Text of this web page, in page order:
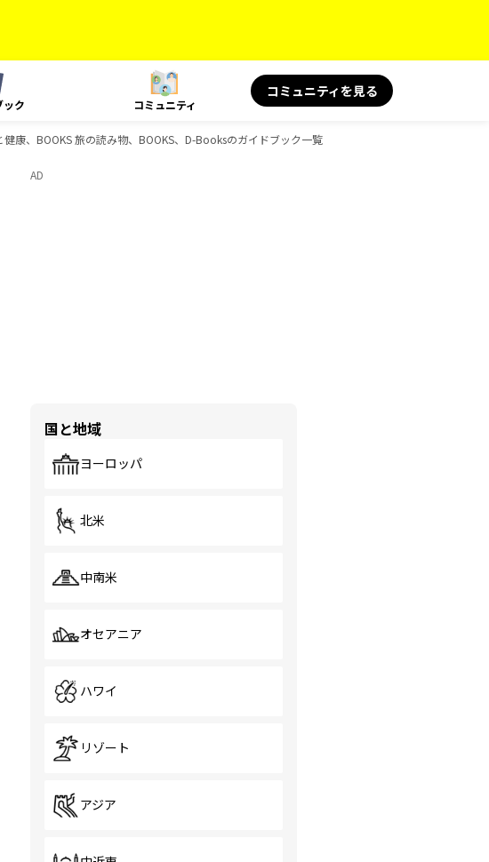
ック コミュニティ
コミュニティを見る
康、BOOKS 旅の読み物、BOOKS、D-Booksのガイドブック一覧
AD
国と地域
ヨーロッパ
北米
中南米
オセアニア
ハワイ
リゾート
アジア